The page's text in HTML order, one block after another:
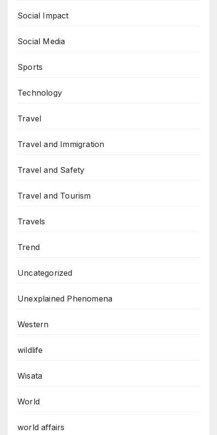
Social Impact
Social Media
Sports
Technology
Travel
Travel and Immigration
Travel and Safety
Travel and Tourism
Travels
Trend
Uncategorized
Unexplained Phenomena
Western
wildlife
Wisata
World
world affairs